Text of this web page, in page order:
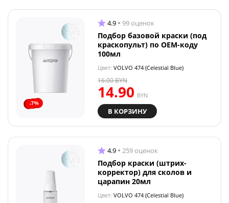
-7%
4.9 99 оценок
Подбор базовой краски (под
краскопульт) по OEM-коду
100мл
Цвет: VOLVO 474 (Celestial Blue)
14.90 BYN
16.00BYN
В КОРЗИНУ
4.9 259 оценок
Подбор краски (штрих-
корректор) для сколов и
царапин 20мл
Цвет: VOLVO 474 (Celestial Blue)